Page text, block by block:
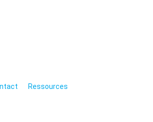
Lorraine
Ressources